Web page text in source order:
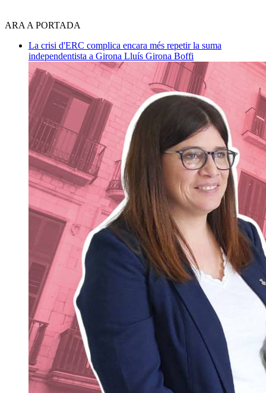
ARA A PORTADA
La crisi d'ERC complica encara més repetir la suma
independentista a Girona Lluís Girona Boffi